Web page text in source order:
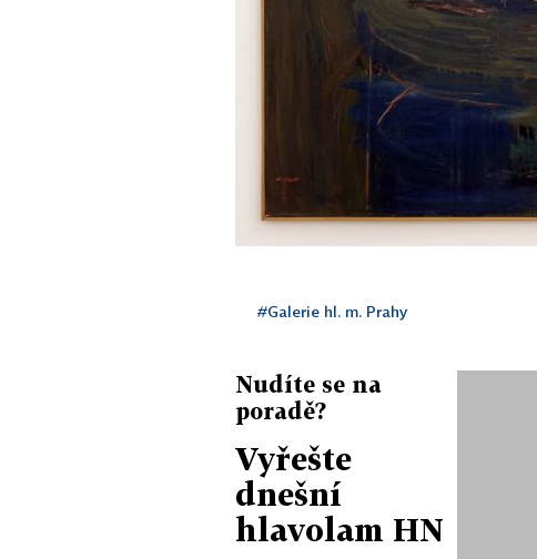
#Galerie hl. m. Prahy
Nudíte se na
poradě?
Vyřešte
dnešní
hlavolam HN